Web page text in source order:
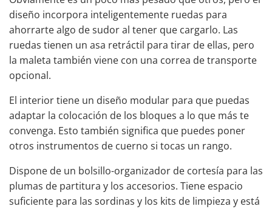
diseño incorpora inteligentemente ruedas para
ahorrarte algo de sudor al tener que cargarlo. Las
ruedas tienen un asa retráctil para tirar de ellas, pero
la maleta también viene con una correa de transporte
opcional.
El interior tiene un diseño modular para que puedas
adaptar la colocación de los bloques a lo que más te
convenga. Esto también significa que puedes poner
otros instrumentos de cuerno si tocas un rango.
Dispone de un bolsillo-organizador de cortesía para las
plumas de partitura y los accesorios. Tiene espacio
suficiente para las sordinas y los kits de limpieza y está